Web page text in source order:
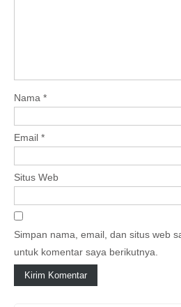
Nama *
Email *
Situs Web
Simpan nama, email, dan situs web
untuk komentar saya berikutnya.